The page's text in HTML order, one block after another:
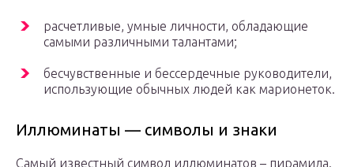
расчетливые, умные личности, обладающие
самыми различными талантами;
бесчувственные и бессердечные руководители,
использующие обычных людей как марионеток.
Иллюминаты — символы и знаки
Самый известный символ иллюминатов – пирамида.